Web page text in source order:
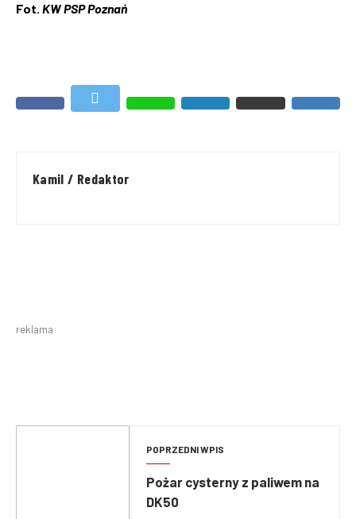
Fot. KW PSP Poznań
Kamil / Redaktor
reklama
POPRZEDNI WPIS
Pożar cysterny z paliwem na
DK50